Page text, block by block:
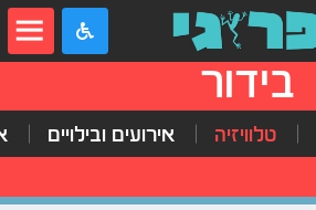
בידור
טלוויזיה אירועים ובילויים